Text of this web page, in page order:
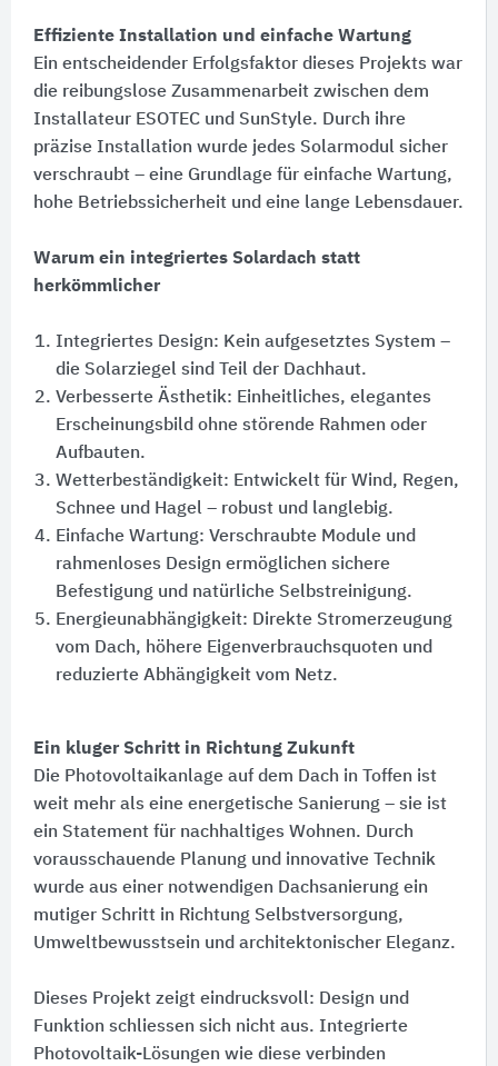
Effiziente Installation und einfache Wartung
Ein entscheidender Erfolgsfaktor dieses Projekts war
die reibungslose Zusammenarbeit zwischen dem
Installateur ESOTEC und SunStyle. Durch ihre
präzise Installation wurde jedes Solarmodul sicher
verschraubt – eine Grundlage für einfache Wartung,
hohe Betriebssicherheit und eine lange Lebensdauer.
Warum ein integriertes Solardach statt
herkömmlicher
Integriertes Design:​ Kein aufgesetztes System –
die Solarziegel sind Teil der Dachhaut.
Verbesserte Ästhetik:​ Einheitliches, elegantes
Erscheinungsbild ohne störende Rahmen oder
Aufbauten.
Wetterbeständigkeit:​ Entwickelt für Wind, Regen,
Schnee und Hagel – robust und langlebig.
Einfache Wartung:​ Verschraubte Module und
rahmenloses Design ermöglichen sichere
Befestigung und natürliche Selbstreinigung.
Energieunabhängigkeit:​ Direkte Stromerzeugung
vom Dach, höhere Eigenverbrauchsquoten und
reduzierte Abhängigkeit vom Netz.
Ein kluger Schritt in Richtung Zukunft
Die Photovoltaikanlage auf dem Dach in Toffen ist
weit mehr als eine energetische Sanierung – sie ist
ein Statement für nachhaltiges Wohnen. Durch
vorausschauende Planung und innovative Technik
wurde aus einer notwendigen Dachsanierung ein
mutiger Schritt in Richtung Selbstversorgung,
Umweltbewusstsein und architektonischer Eleganz.
Dieses Projekt zeigt eindrucksvoll:​ Design und
Funktion schliessen sich nicht aus. Integrierte
Photovoltaik-Lösungen wie diese verbinden